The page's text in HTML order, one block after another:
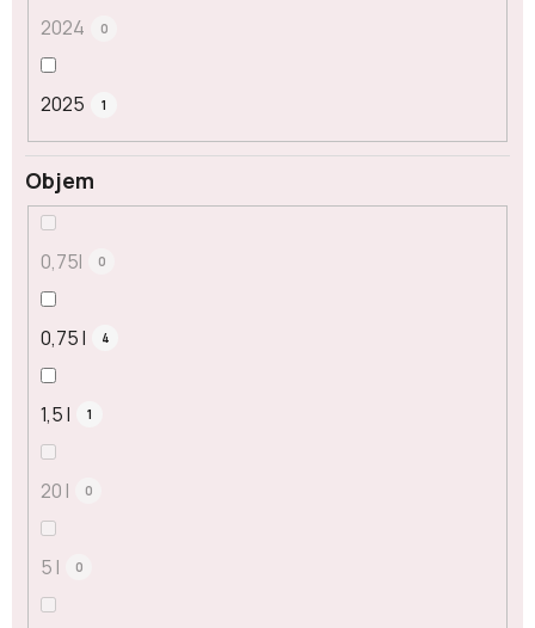
2024 0
2025 1
Objem
0,75l 0
0,75 l 4
1,5 l 1
20 l 0
5 l 0